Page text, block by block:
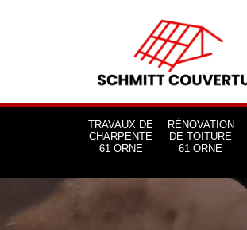
TRAVAUX DE
CHARPENTE
61 ORNE
RÉNOVATION
DE TOITURE
61 ORNE